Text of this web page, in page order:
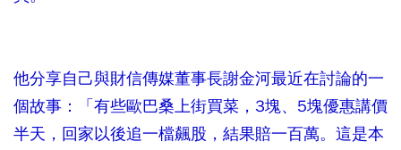
他分享自己與財信傳媒董事長謝金河最近在討論的一
個故事：「有些歐巴桑上街買菜，3塊、5塊優惠講價
半天，回家以後追一檔飆股，結果賠一百萬。這是本